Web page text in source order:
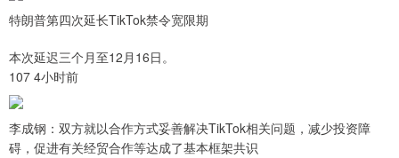
特朗普第四次延长TikTok禁令宽限期
本次延迟三个月至12月16日。
107 4小时前
李成钢：双方就以合作方式妥善解决TikTok相关问题，减少投资障
碍，促进有关经贸合作等达成了基本框架共识